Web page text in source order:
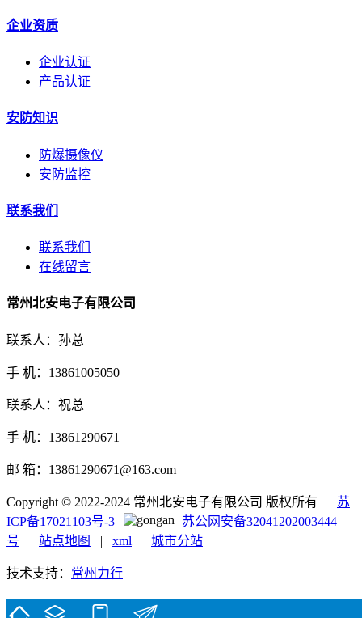
企业资质
企业认证
产品认证
安防知识
防爆摄像仪
安防监控
联系我们
联系我们
在线留言
常州北安电子有限公司
联系人：孙总
手 机：13861005050
联系人：祝总
手 机：13861290671
邮 箱：13861290671@163.com
Copyright © 2022-2024 常州北安电子有限公司 版权所有 苏
ICP备17021103号-3
苏公网安备32041202003444
号
站点地图 | xml 城市分站
技术支持： 常州力行